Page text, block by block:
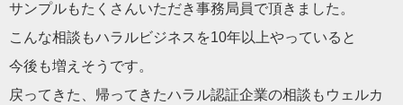
サンプルもたくさんいただき事務局員で頂きました。
こんな相談もハラルビジネスを10年以上やっていると
今後も増えそうです。
戻ってきた、帰ってきたハラル認証企業の相談もウェルカ